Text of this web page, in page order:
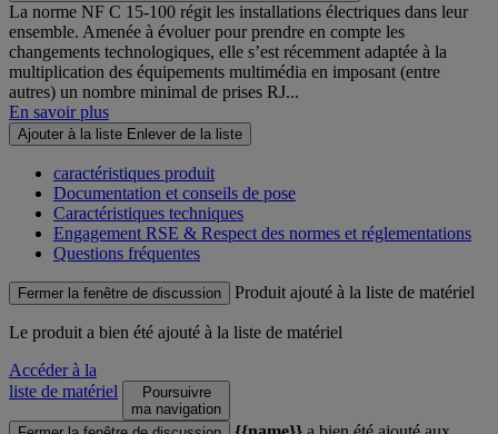
La norme NF C 15-100 régit les installations électriques dans leur
ensemble. Amenée à évoluer pour prendre en compte les
changements technologiques, elle s’est récemment adaptée à la
multiplication des équipements multimédia en imposant (entre
autres) un nombre minimal de prises RJ...
En savoir plus
Ajouter à la liste Enlever de la liste
caractéristiques produit
Documentation et conseils de pose
Caractéristiques techniques
Engagement RSE & Respect des normes et réglementations
Questions fréquentes
Fermer la fenêtre de discussion Produit ajouté à la liste de matériel
Le produit a bien été ajouté à la liste de matériel
Accéder à la
liste de matériel
Poursuivre
ma navigation